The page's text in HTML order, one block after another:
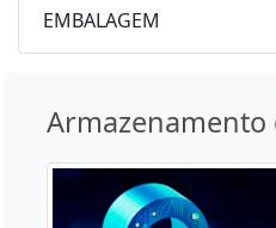
EMBALAGEM
Armazenamento